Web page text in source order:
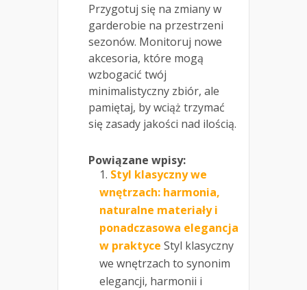
Przygotuj się na zmiany w
garderobie na przestrzeni
sezonów. Monitoruj nowe
akcesoria, które mogą
wzbogacić twój
minimalistyczny zbiór, ale
pamiętaj, by wciąż trzymać
się zasady jakości nad ilością.
Powiązane wpisy:
Styl klasyczny we
wnętrzach: harmonia,
naturalne materiały i
ponadczasowa elegancja
w praktyce Styl klasyczny
we wnętrzach to synonim
elegancji, harmonii i